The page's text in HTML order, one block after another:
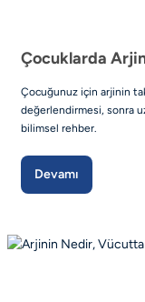
Çocuğunuz için arjinin
değerlendirmesi, sonra
bilimsel rehber.
Devamı